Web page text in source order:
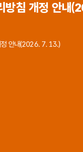
방침 개정 안내
안내(2026. 7. 13.)